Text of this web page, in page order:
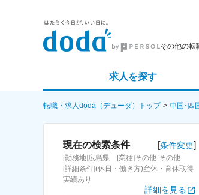
その他の転
求人を探す
詳細条件から探す
求人特集から探す
転職・求人doda（デューダ）トップ 中国･四
現在の検索条件 [条件変更]
[勤務地]広島県 [業種]その他-その他
[詳細条件](休日・働き方)産休・育休取得
実績あり
詳細を見る